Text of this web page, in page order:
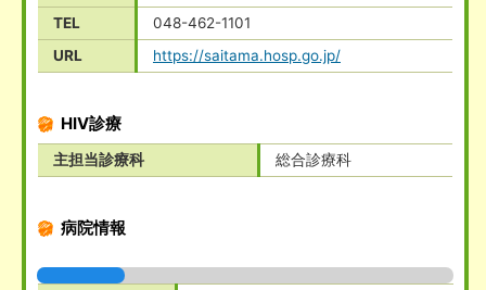
TEL
048-462-1101
URL
https://saitama.hosp.go.jp/
HIV診療
主担当診療科 総合診療科
病院情報